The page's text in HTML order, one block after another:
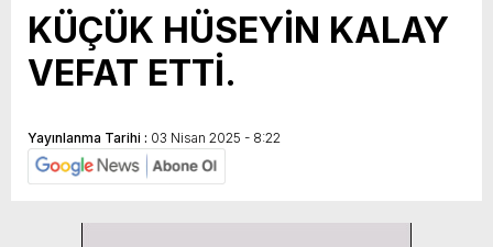
KÜÇÜK HÜSEYİN KALAY
VEFAT ETTİ.
Yayınlanma Tarihi : 03 Nisan 2025 - 8:22